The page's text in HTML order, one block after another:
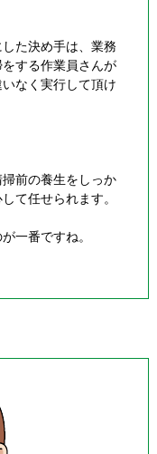
た決め手は、業務
する作業員さんが
なく実行して頂け
前の養生をしっか
て任せられます。
一番ですね。